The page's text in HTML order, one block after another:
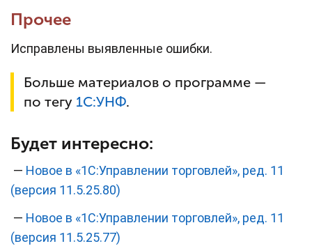
Прочее
Исправлены выявленные ошибки.
Больше материалов о программе —
по тегу 1С:УНФ.
Будет интересно:
— Новое в «1С:Управлении торговлей», ред. 11
(версия 11.5.25.80)
— Новое в «1С:Управлении торговлей», ред. 11
(версия 11.5.25.77)